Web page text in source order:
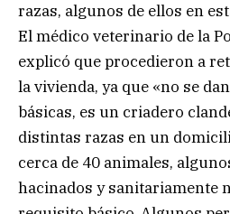
razas, algunos de ellos en
El médico veterinario de la
explicó que procedieron a
la vivienda, ya que «no se
básicas, es un criadero
distintas razas en un
cerca de 40 animales,
hacinados y sanitariamente